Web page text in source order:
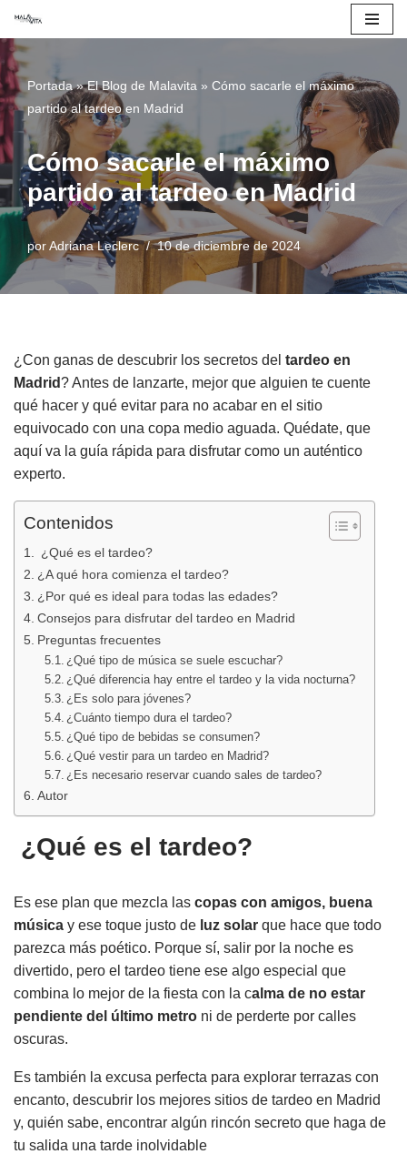
Saltar
al
contenido
Portada»El Blog de Malavita » Cómo sacarle el máximo
partido al tardeo en Madrid
Cómo sacarle el máximo
partido al tardeo en Madrid
porAdriana Leclerc 10 de diciembre de 2024
¿Con ganas de descubrir los secretos del tardeo en
Madrid? Antes de lanzarte, mejor que alguien te cuente
qué hacer y qué evitar para no acabar en el sitio
equivocado con una copa medio aguada. Quédate, que
aquí va la guía rápida para disfrutar como un auténtico
experto.
Contenidos
¿Qué es el tardeo?
¿A qué hora comienza el tardeo?
¿Por qué es ideal para todas las edades?
Consejos para disfrutar del tardeo en Madrid
Preguntas frecuentes
¿Qué tipo de música se suele escuchar?
¿Qué diferencia hay entre el tardeo y la vida nocturna?
¿Es solo para jóvenes?
¿Cuánto tiempo dura el tardeo?
¿Qué tipo de bebidas se consumen?
¿Qué vestir para un tardeo en Madrid?
¿Es necesario reservar cuando sales de tardeo?
Autor
¿Qué es el tardeo?
Es ese plan que mezcla las copas con amigos, buena
música y ese toque justo de luz solar que hace que todo
parezca más poético. Porque sí, salir por la noche es
divertido, pero el tardeo tiene ese algo especial que
combina lo mejor de la fiesta con la calma de no estar
pendiente del último metro ni de perderte por calles
oscuras.
Es también la excusa perfecta para explorar terrazas con
encanto, descubrir los mejores sitios de tardeo en Madrid
y, quién sabe, encontrar algún rincón secreto que haga de
tu salida una tarde inolvidable